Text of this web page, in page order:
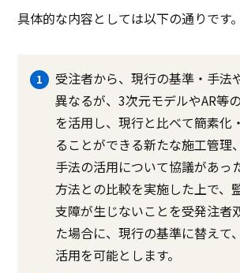
具体的な内容としては以下の通りです。
受注者から、現行の基準・手法
異なるが、3次元モデルやAR等
を活用し、現行と比べて簡素化
ることができる新たな施工管理
手法の活用について協議があっ
方法との比較を実施した上で、
支障が生じないことを受発注者
た場合に、現行の基準に替えて
活用を可能とします。